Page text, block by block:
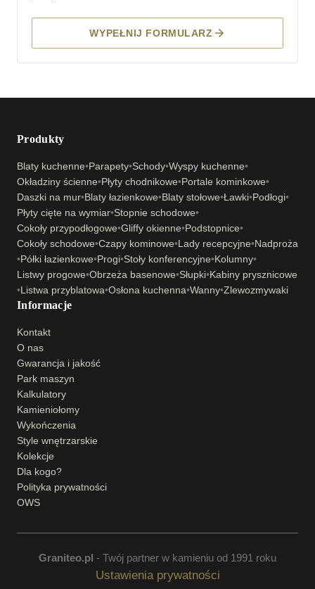
WYPEŁNIJ FORMULARZ
Produkty
Blaty kuchenne•Parapety•Schody•Wyspy kuchenne•
Okładziny ścienne•Płyty chodnikowe•Portale kominkowe•
Daszki na mur•Blaty łazienkowe•Blaty stołowe•Ławki•Podłogi•
Płyty cięte na wymiar•Stopnie schodowe•
Cokoły przypodłogowe•Gliffy okienne•Podstopnice•
Cokoły schodowe•Czapy kominowe•Lady recepcyjne•Nadproża
•Półki łazienkowe•Progi•Stoły konferencyjne•Kolumny•
Listwy progowe•Obrzeża basenowe•Słupki•Kabiny prysznicowe
•Listwa przyblatowa•Osłona kuchenna•Wanny•Zlewozmywaki
Informacje
Kontakt
O nas
Gwarancja i jakość
Park maszyn
Kalkulatory
Kamieniołomy
Wykończenia
Style wnętrzarskie
Kolekcje
Dla kogo?
Polityka prywatności
OWS
Graniteo.pl - Twój partner w kamieniu od 1991 roku
Ustawienia prywatności